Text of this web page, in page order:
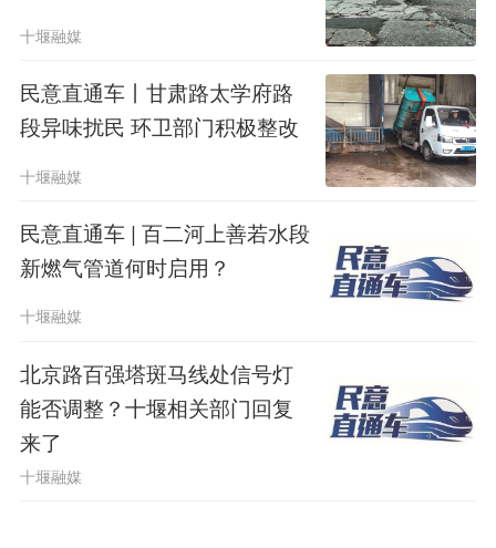
十堰融媒
民意直通车丨甘肃路太学府路
段异味扰民 环卫部门积极整改
十堰融媒
民意直通车 | 百二河上善若水段
新燃气管道何时启用？
十堰融媒
北京路百强塔斑马线处信号灯
能否调整？十堰相关部门回复
来了
十堰融媒